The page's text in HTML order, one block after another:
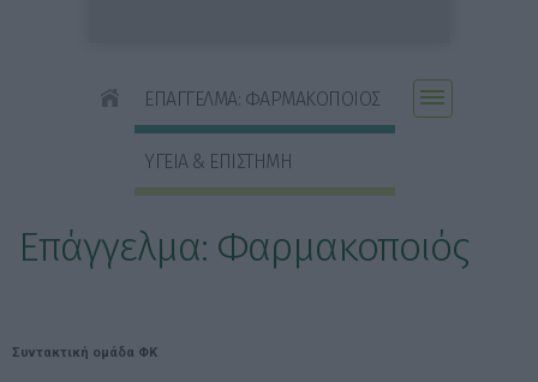
ΕΠΑΓΓΕΛΜΑ: ΦΑΡΜΑΚΟΠΟΙΟΣ
ΥΓΕΙΑ & ΕΠΙΣΤΗΜΗ
Επάγγελμα: Φαρμακοποιός
Συντακτική ομάδα ΦΚ